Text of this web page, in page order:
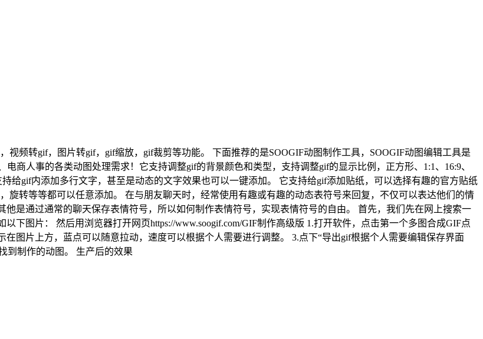
频转gif，图片转gif，gif缩放，gif裁剪等功能。 下面推荐的是SOOGIF动图制作工具，SOOGIF动图编辑工具是
商人事的各类动图处理需求！它支持调整gif的背景颜色和类型，支持调整gif的显示比例，正方形、1:1、16:9、
给gif内添加多行文字，甚至是动态的文字效果也可以一键添加。 它支持给gif添加贴纸，可以选择有趣的官方贴纸
旋转等等都可以任意添加。 在与朋友聊天时，经常使用有趣或有趣的动态表符号来回复，不仅可以表达他们的情
是通过通常的聊天保存表情符号，所以如何制作表情符号，实现表情符号的自由。 首先，我们先在网上搜索一
下图片： 然后用浏览器打开网页https://www.soogif.com/GIF制作高级版 1.打开软件，点击第一个多图合成GIF点
图片上方，蓝点可以随意拉动，速度可以根据个人需要进行调整。 3.点下“导出gif根据个人需要编辑保存界面
到制作的动图。 生产后的效果